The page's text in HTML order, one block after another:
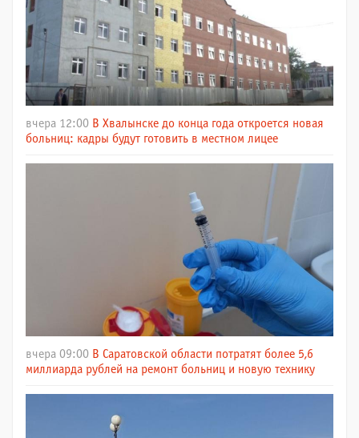
вчера 12:00 В Хвалынске до конца года откроется новая
больниц: кадры будут готовить в местном лицее
вчера 09:00 В Саратовской области потратят более 5,6
миллиарда рублей на ремонт больниц и новую технику